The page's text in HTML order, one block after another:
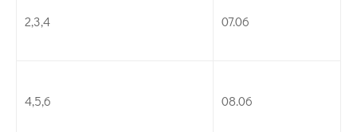
2,3,4 07.06
4,5,6 08.06